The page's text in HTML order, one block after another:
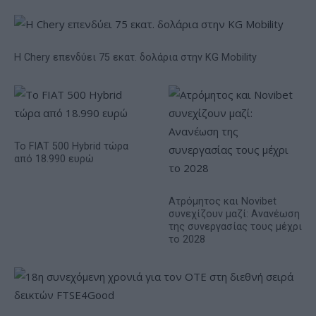
Η Chery επενδύει 75 εκατ. δολάρια στην KG Mobility
Το FIAT 500 Hybrid τώρα
από 18.990 ευρώ
Ατρόμητος και Novibet
συνεχίζουν μαζί: Ανανέωση
της συνεργασίας τους μέχρι
το 2028